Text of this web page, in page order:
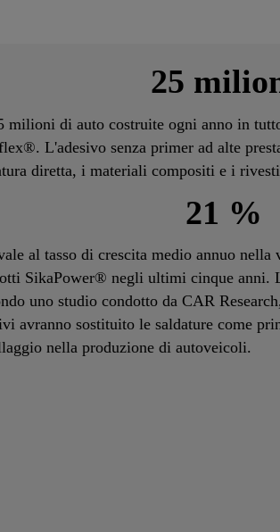
25
milioni di auto costruite ogni anno in
L'adesivo senza primer ad alte
diretta, i materiali compositi e i
21 %
al tasso di crescita medio annuo
SikaPower® negli ultimi cinque anni.
uno studio condotto da CAR
avranno sostituito le saldature come
nella produzione di autoveicoli.